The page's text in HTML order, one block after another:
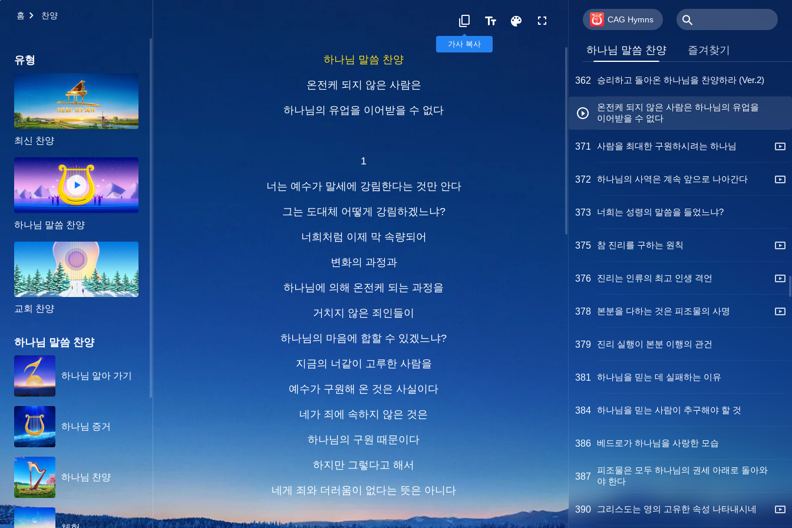
홈 찬양
가사 복사
유형
최신 찬양
하나님 말씀 찬양
교회 찬양
하나님 말씀 찬양
하나님 알아 가기
하나님 증거
하나님 찬양
하나님 말씀 찬양
온전케 되지 않은 사람은
하나님의 유업을 이어받을 수 없다
1
너는 예수가 말세에 강림한다는 것만 안다
그는 도대체 어떻게 강림하겠느냐?
너희처럼 이제 막 속량되어
변화의 과정과
하나님에 의해 온전케 되는 과정을
거치지 않은 죄인들이
하나님의 마음에 합할 수 있겠느냐?
지금의 너같이 고루한 사람을
예수가 구원해 온 것은 사실이다
네가 죄에 속하지 않은 것은
하나님의 구원 때문이다
하지만 그렇다고 해서
네게 죄와 더러움이 없다는 뜻은 아니다
네가 변화의 과정을 거치지 않고
CAG Hymns
하나님 말씀 찬양 즐겨찾기
359 젊은이가 추구해야 할 것
362
(Ver.1)
362 승리하고 돌아온 하나님을 찬양하라 (Ver.2)
온전케 되지 않은 사람은 하나님의 유업을
이어받을 수 없다
371 사람을 최대한 구원하시려는 하나님
372 하나님의 사역은 계속 앞으로 나아간다
373 너희는 성령의 말씀을 들었느냐?
375 참 진리를 구하는 원칙
376 진리는 인류의 최고 인생 격언
378 본분을 다하는 것은 피조물의 사명
379 진리 실행이 본분 이행의 관건
381 하나님을 믿는 데 실패하는 이유
384 하나님을 믿는 사람이 추구해야 할 것
386 베드로가 하나님을 사랑한 모습
387
피조물은 모두 하나님의 권세 아래로 돌아와
야 한다
390 그리스도는 영의 고유한 속성 나타내시네